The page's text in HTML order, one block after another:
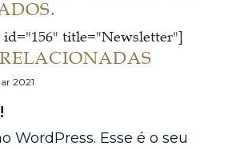
id="156" title="Newsletter"]
2021
WordPress. Esse é o seu